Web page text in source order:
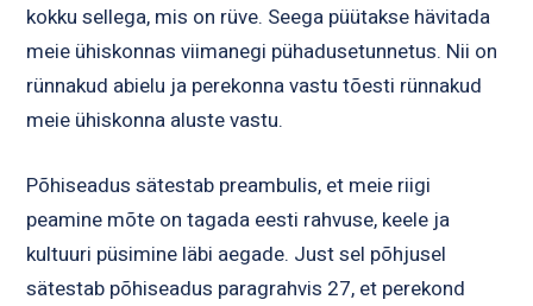
kokku sellega, mis on rüve. Seega püütakse hävitada
meie ühiskonnas viimanegi pühadusetunnetus. Nii on
rünnakud abielu ja perekonna vastu tõesti rünnakud
meie ühiskonna aluste vastu.
Põhiseadus sätestab preambulis, et meie riigi
peamine mõte on tagada eesti rahvuse, keele ja
kultuuri püsimine läbi aegade. Just sel põhjusel
sätestab põhiseadus paragrahvis 27, et perekond